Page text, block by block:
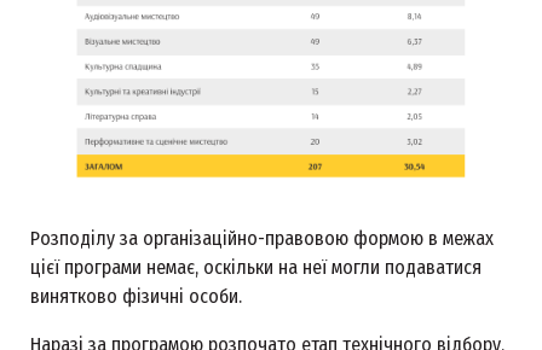
Розподілу за організаційно-правовою формою в межах
цієї програми немає, оскільки на неї могли подаватися
винятково фізичні особи.
Наразі за програмою розпочато етап технічного відбору,